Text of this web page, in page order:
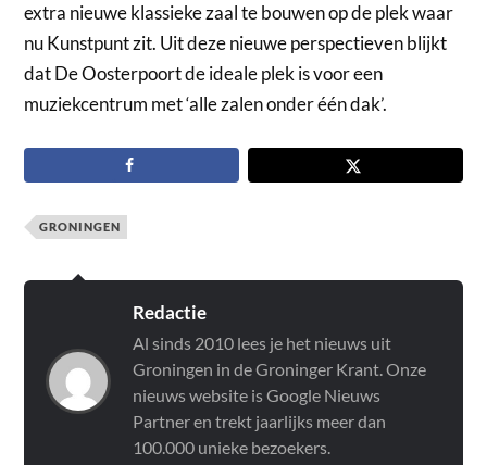
extra nieuwe klassieke zaal te bouwen op de plek waar
nu Kunstpunt zit. Uit deze nieuwe perspectieven blijkt
dat De Oosterpoort de ideale plek is voor een
muziekcentrum met ‘alle zalen onder één dak’.
GRONINGEN
Redactie
Al sinds 2010 lees je het nieuws uit
Groningen in de Groninger Krant. Onze
nieuws website is Google Nieuws
Partner en trekt jaarlijks meer dan
100.000 unieke bezoekers.